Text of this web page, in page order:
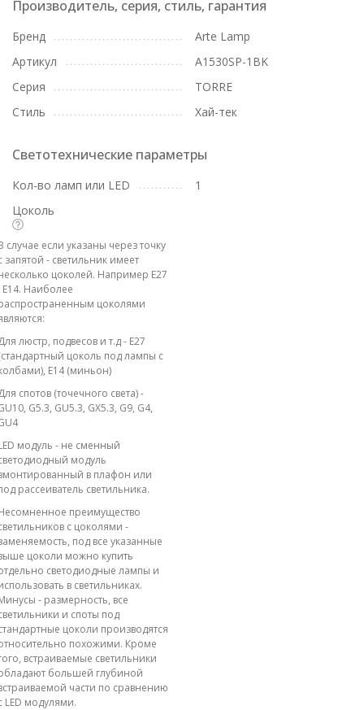
Производитель, серия, стиль, гарантия
Бренд
Arte Lamp
Артикул
A1530SP-1BK
Серия
TORRE
Стиль
Хай-тек
Светотехнические параметры
Кол-во ламп или LED
1
Цоколь
случае если указаны через точку
запятой - светильник имеет
цоколей. Например E27
E14. Наиболее
цоколями
люстр, подвесов и т.д - E27
цоколь под лампы с
E14 (миньон)
спотов (точечного света) -
G5.3, GU5.3, GX5.3, G9, G4,
модуль - не сменный
модуль
в плафон или
рассеиватель светильника.
преимущество
с цоколями -
под все указанные
цоколи можно купить
светодиодные лампы и
в светильниках.
- размерность, все
и споты под
цоколи производятся
похожими. Кроме
встраиваемые светильники
большей глубиной
части по сравнению
LED модулями.